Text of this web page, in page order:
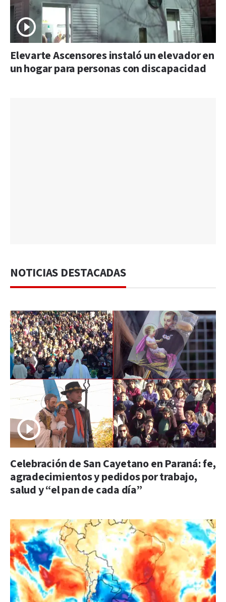
Elevarte Ascensores instaló un elevador en
un hogar para personas con discapacidad
NOTICIAS DESTACADAS
Celebración de San Cayetano en Paraná: fe,
agradecimientos y pedidos por trabajo,
salud y “el pan de cada día”